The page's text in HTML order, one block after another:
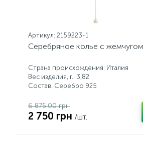
Артикул: 2159223-1
Серебряное колье с жемчугом
Страна происхождения: Италия
Вес изделия, г.: 3,82
Состав: Серебро 925
6 875.00 грн
2 750 грн /шт.